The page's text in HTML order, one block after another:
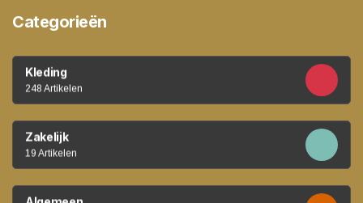
Categorieën
Kleding
248 Artikelen
Zakelijk
19 Artikelen